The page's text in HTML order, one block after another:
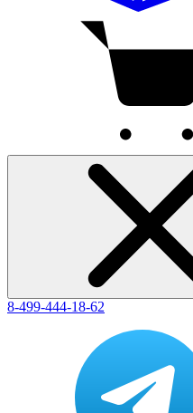
8-499-444-18-62